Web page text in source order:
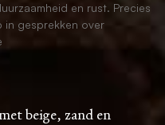
en rust. Precies
in gesprekken over
beige, zand en